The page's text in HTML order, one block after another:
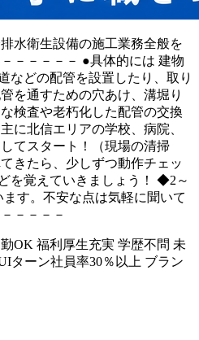
水衛生設備の施工業務全般を
－－－－－ ●具体的には 建物
などの配管を設置したり、取り
を通すための穴あけ、溝堀り
検査や老朽化した配管の交換
に北信エリアの学校、病院、
てスタート！（現場の清掃
きたら、少しずつ動作チェッ
を覚えていきましょう！ ◆2～
す。不安な点は気軽に聞いて
－－－－
OK 福利厚生充実 学歴不問 未
ターン社員率30％以上 ブラン